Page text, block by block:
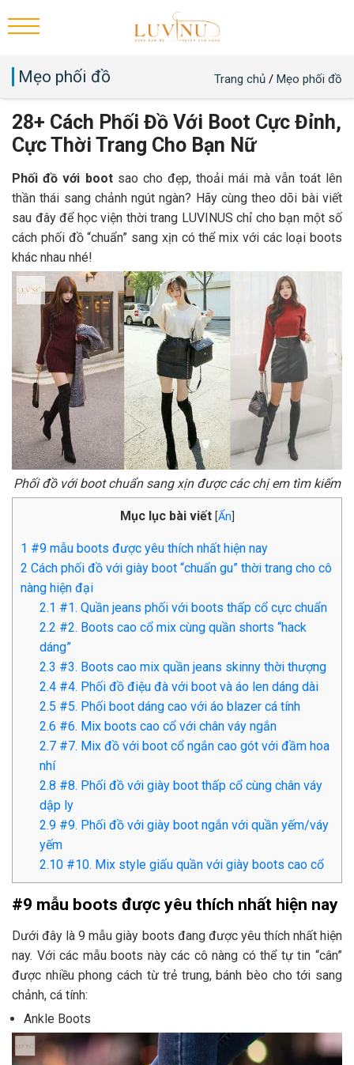
Mẹo phối đồ Trang chủ / Mẹo phối đồ
28+ Cách Phối Đồ Với Boot Cực Đỉnh,
Cực Thời Trang Cho Bạn Nữ
Phối đồ với bootsao cho đẹp, thoải mái mà vẫn toát lên
thần thái sang chảnh ngút ngàn? Hãy cùng theo dõi bài viết
sau đây để học viện thời trang LUVINUS chỉ cho bạn một số
cách phối đồ “chuẩn” sang xịn có thể mix với các loại boots
khác nhau nhé!
Phối đồ với boot chuẩn sang xịn được các chị em tìm kiếm
Mục lục bài viết [Ẩn
1 #9 mẫu boots được yêu thích nhất hiện nay
2 Cách phối đồ với giày boot “chuẩn gu” thời trang cho cô
nàng hiện đại
2.1 #1. Quần jeans phối với boots thấp cổ cực chuẩn
2.2 #2. Boots cao cổ mix cùng quần shorts “hack
dáng”
2.3 #3. Boots cao mix quần jeans skinny thời thượng
2.4 #4. Phối đồ điệu đà với boot và áo len dáng dài
2.5 #5. Phối boot dáng cao với áo blazer cá tính
2.6 #6. Mix boots cao cổ với chân váy ngắn
2.7 #7. Mix đồ với boot cổ ngắn cao gót với đầm hoa
nhí
2.8 #8. Phối đồ với giày boot thấp cổ cùng chân váy
dập ly
2.9 #9. Phối đồ với giày boot ngắn với quần yếm/váy
yếm
2.10 #10. Mix style giấu quần với giày boots cao cổ
#9 mẫu boots được yêu thích nhất hiện nay
Dưới đây là 9 mẫu giày boots đang được yêu thích nhất hiện
nay. Với các mẫu boots này các cô nàng có thể tự tin “cân”
được nhiều phong cách từ trẻ trung, bánh bèo cho tới sang
chảnh, cá tính:
Ankle Boots